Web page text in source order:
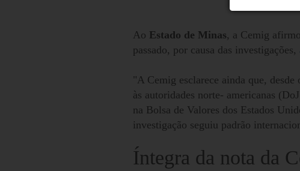
Ao Estado de Minas, a Cemig
passado, por causa das investigações,
"A Cemig esclarece ainda que,
às autoridades norte- americanas
na Bolsa de Valores dos Estados
investigação seguiu padrão
Íntegra da nota da